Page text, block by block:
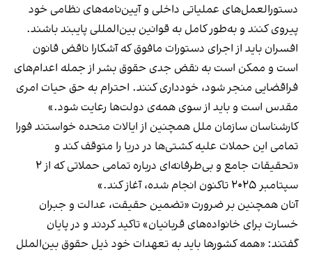
دستورالعمل‌های عملیاتی داخلی و آیین‌نامه‌های نظامی خود
پیروی کنند و به‌طور کامل به قوانین بین‌المللی پایبند باشند.
افسران باید از اجرای دستورات مافوق که آشکارا ناقض قانون
است و ممکن است به نقض جدی حقوق بشر از جمله اعدام‌های
فراقضایی منجر شود، خودداری کنند. احترام به حق حیات امری
مقدس است و باید از سوی همه‌ی دولت‌ها رعایت شود.»
کارشناسان سازمان ملل همچنین از ایالات متحده خواستند فورا
تمامی این حملات علیه کشتی‌ها در دریا را متوقف کند و
«تحقیقات جامع و بی‌طرفانه‌ای درباره‌ تمامی حملاتی که از ۲
سپتامبر ۲۰۲۵ تاکنون انجام شده، آغاز کند.»
آنان همچنین بر ضرورت «تضمین حقیقت، عدالت و جبران
خسارت برای خانواده‌های قربانیان» تاکید کردند و در پایان
گفتند: «همه‌ کشورها باید به تعهدات خود ذیل حقوق بین‌الملل